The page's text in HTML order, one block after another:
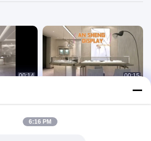
00:14
केस / आधुनिक
00:15
वाणिज्यिक आभूषण स्टोर दीवार पर लटकाए जाने
August 17, 2022
6:16 PM